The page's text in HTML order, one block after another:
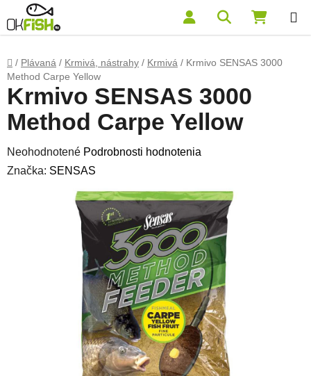
Prejsť na obsah Hľadať
Domov
/ Plávaná / Krmivá, nástrahy / Krmivá / Krmivo SENSAS 3000
Method Carpe Yellow
Krmivo SENSAS 3000
Method Carpe Yellow
Priemerné hodnotenie produktu je 0,0 z 5 hviezdičiek.
Neohodnotené Podrobnosti hodnotenia
Značka: SENSAS